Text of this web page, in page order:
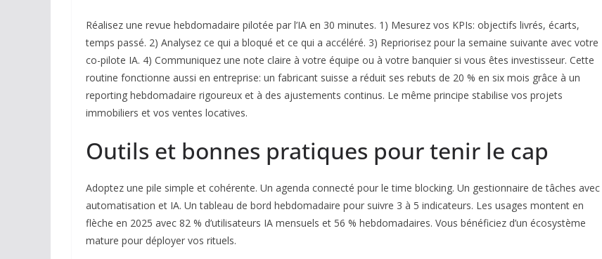
Réalisez une revue hebdomadaire pilotée par l’IA en 30 minutes. 1) Mesurez vos KPIs: objectifs livrés, écarts,
temps passé. 2) Analysez ce qui a bloqué et ce qui a accéléré. 3) Repriorisez pour la semaine suivante avec votre
co-pilote IA. 4) Communiquez une note claire à votre équipe ou à votre banquier si vous êtes investisseur. Cette
routine fonctionne aussi en entreprise: un fabricant suisse a réduit ses rebuts de 20 % en six mois grâce à un
reporting hebdomadaire rigoureux et à des ajustements continus. Le même principe stabilise vos projets
immobiliers et vos ventes locatives.
Outils et bonnes pratiques pour tenir le cap
Adoptez une pile simple et cohérente. Un agenda connecté pour le time blocking. Un gestionnaire de tâches avec
automatisation et IA. Un tableau de bord hebdomadaire pour suivre 3 à 5 indicateurs. Les usages montent en
flèche en 2025 avec 82 % d’utilisateurs IA mensuels et 56 % hebdomadaires. Vous bénéficiez d’un écosystème
mature pour déployer vos rituels.